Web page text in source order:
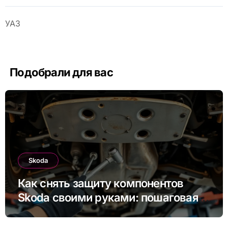
УАЗ
Подобрали для вас
Skoda
Как снять защиту компонентов
Skoda своими руками: пошаговая
инструкция для Rapid, Octavia и